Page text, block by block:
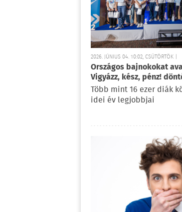
2026. JÚNIUS 04. 10:02, CSÜTÖRTÖK |
Országos bajnokokat
Vigyázz, kész, pénz!
Több mint 16 ezer diák
idei év legjobbjai